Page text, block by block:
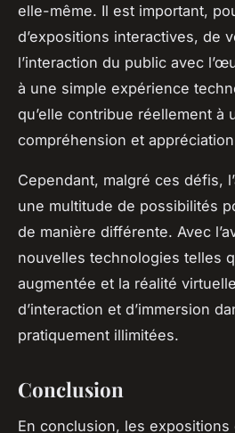
elle-même. Il est important,
d’expositions interactives, de
l’interaction du public avec
à une simple expérience
qu’elle contribue réellement à
compréhension et appréciation
Cependant, malgré ces défis,
une multitude de possibilités
de manière différente. Avec
nouvelles technologies telles
augmentée et la réalité
d’interaction et d’immersion
pratiquement illimitées.
Conclusion
En conclusion, les expositions